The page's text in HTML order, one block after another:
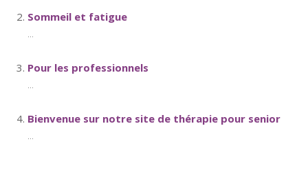
Sommeil et fatigue
Pour les professionnels
Bienvenue sur notre site de thérapie pour senior